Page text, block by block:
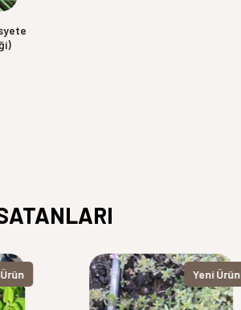
Yeni Ürün